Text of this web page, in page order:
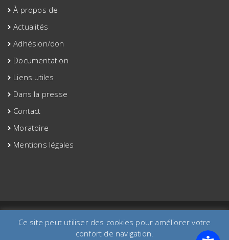
À propos de
Actualités
Adhésion/don
Documentation
Liens utiles
Dans la presse
Contact
Moratoire
Mentions légales
©2020 site créé par aaa-etac.org
Ce site peut utiliser des cookies pour améliorer votre
confort de navigation.